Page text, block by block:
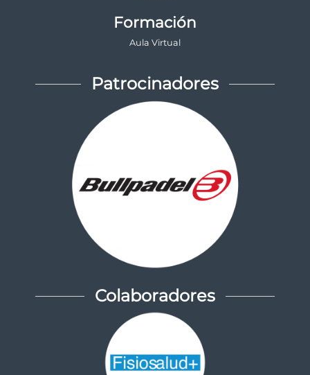
Formación
Aula Virtual
Patrocinadores
Colaboradores